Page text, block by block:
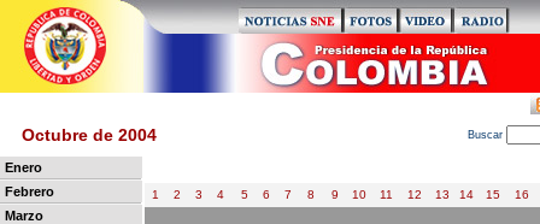
Octubre de 2004 Buscar
Enero
Febrero
Marzo
1 2 3 4 5 6 7 8 9 10 11 12 13 14 15 16